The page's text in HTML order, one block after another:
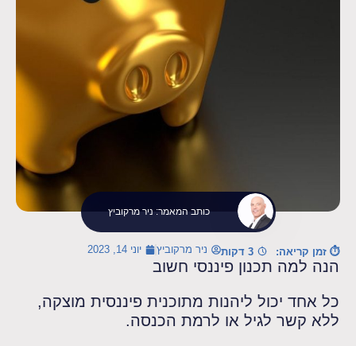
כותב המאמר: ניר מרקוביץ
⏱ זמן קריאה: ניר מרקוביץ יוני 14, 2023
הנה למה תכנון פיננסי חשוב
כל אחד יכול ליהנות מתוכנית פיננסית מוצקה,
ללא קשר לגיל או לרמת הכנסה.